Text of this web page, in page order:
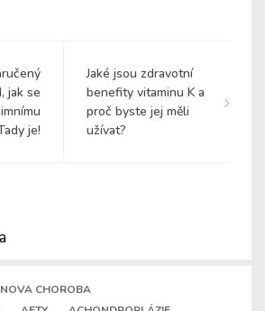
jak se
je!
Jaké jsou zdravotní
benefity vitaminu K a
proč byste jej měli
užívat?
CHOROBA